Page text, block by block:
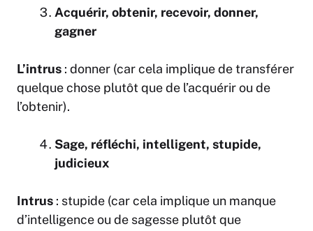
Acquérir, obtenir, recevoir, donner,
gagner
L’intrus : donner (car cela implique de transférer
quelque chose plutôt que de l’acquérir ou de
l’obtenir).
Sage, réfléchi, intelligent, stupide,
judicieux
Intrus : stupide (car cela implique un manque
d’intelligence ou de sagesse plutôt que